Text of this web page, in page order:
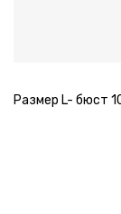
Размер L- бюст